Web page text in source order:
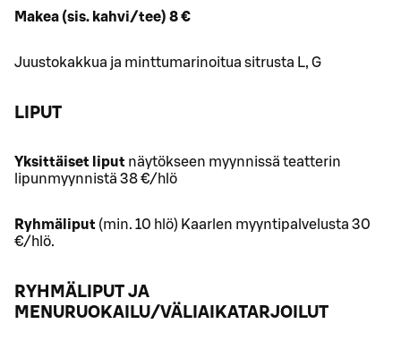
Makea (sis. kahvi/tee) 8 €
Juustokakkua ja minttumarinoitua sitrusta L, G
LIPUT
Yksittäiset liput näytökseen myynnissä teatterin
lipunmyynnistä 38 €/hlö
Ryhmäliput (min. 10 hlö) Kaarlen myyntipalvelusta 30
€/hlö.
RYHMÄLIPUT JA
MENURUOKAILU/VÄLIAIKATARJOILUT